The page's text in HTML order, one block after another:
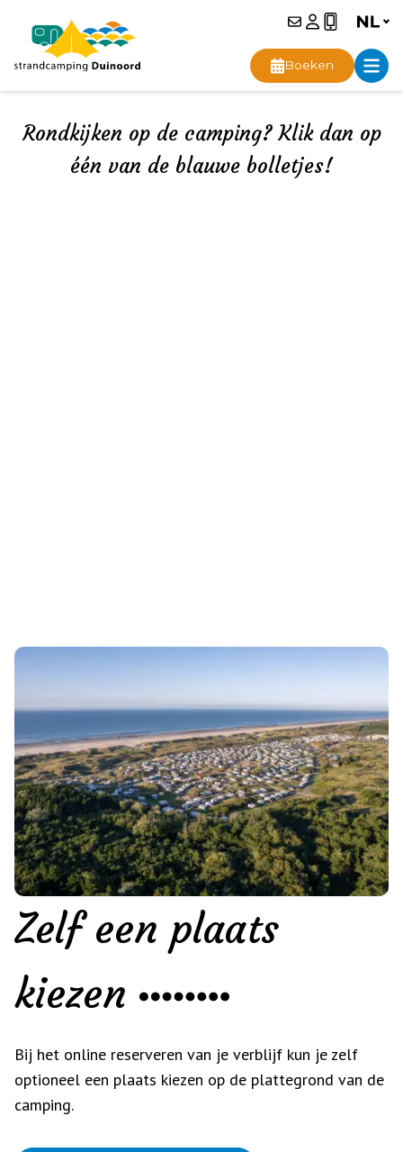
Boeken
Rondkijken op de camping? Klik dan op
één van de blauwe bolletjes!
Zelf een plaats
kiezen
Bij het online reserveren van je verblijf kun je zelf
optioneel een plaats kiezen op de plattegrond van de
camping.